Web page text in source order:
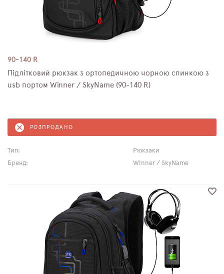
90-140 R
Підлітковий рюкзак з ортопедичною чорною спинкою з
usb портом Winner / SkyName (90-140 R)
РОЗПРОДАНО
Тип:
Рюкзаки
Бренд:
Winner / SkyName